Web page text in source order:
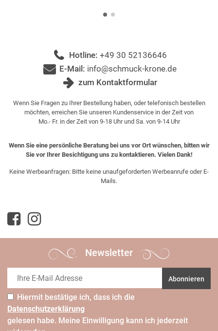
Hotline: +49 30 52136646
E-Mail: info@schmuck-krone.de
zum Kontaktformular
Wenn Sie Fragen zu Ihrer Bestellung haben, oder telefonisch bestellen
möchten, erreichen Sie unseren Kundenservice in der Zeit von
Mo.- Fr. in der Zeit von 9-18 Uhr und Sa. von 9-14 Uhr
Wenn Sie eine persönliche Beratung bei uns vor Ort wünschen, bitten wir
Sie vor Ihrer Besichtigung uns zu kontaktieren. Vielen Dank!
Keine Werbeanfragen: Bitte keine unaufgeforderten Werbeanrufe oder E-
Mails.
Newsletter
Abonnieren
Hiermit bestätige ich, dass ich die
Daten­schutz­erklärung
gelesen habe. Meine Einwilligung kann ich jederzeit